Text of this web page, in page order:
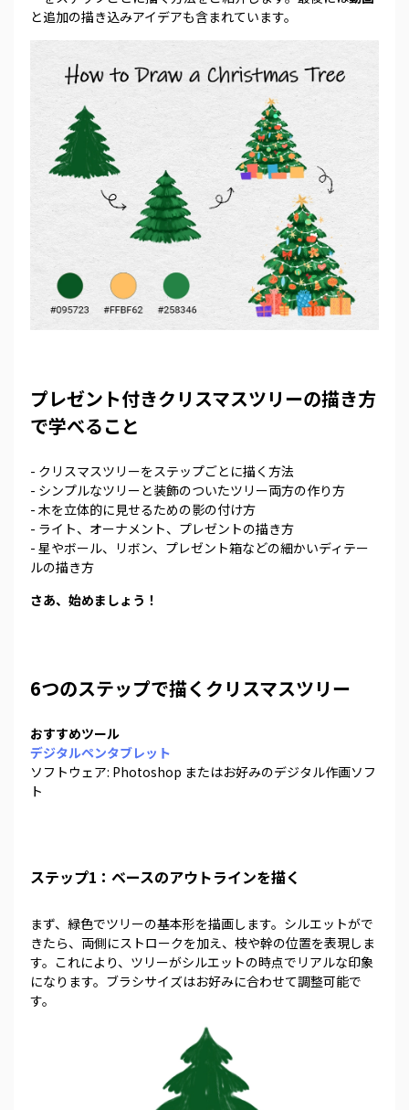
と追加の描き込みアイデアも含まれています。
プレゼント付きクリスマスツリーの描き方
で学べること
- クリスマスツリーをステップごとに描く方法
- シンプルなツリーと装飾のついたツリー両方の作り方
- 木を立体的に見せるための影の付け方
- ライト、オーナメント、プレゼントの描き方
- 星やボール、リボン、プレゼント箱などの細かいディテー
ルの描き方
さあ、始めましょう！
6つのステップで描くクリスマスツリー
おすすめツール
デジタルペンタブレット
ソフトウェア: Photoshop またはお好みのデジタル作画ソフ
ト
ステップ1：ベースのアウトラインを描く
まず、緑色でツリーの基本形を描画します。シルエットがで
きたら、両側にストロークを加え、枝や幹の位置を表現しま
す。これにより、ツリーがシルエットの時点でリアルな印象
になります。ブラシサイズはお好みに合わせて調整可能で
す。